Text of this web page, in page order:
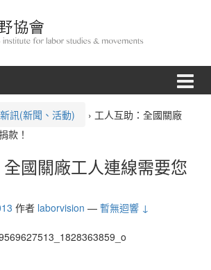
訊(新聞、活動) › 工人互助：全國關廠
款！
國關廠工人連線需要您
作者 laborvision — 暫無迴響 ↓